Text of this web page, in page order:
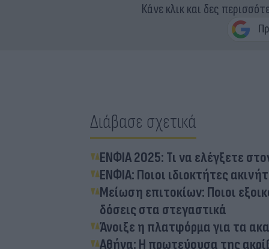
Κάνε κλικ και δες
Διάβασε σχετικά
ΕΝΦΙΑ 2025: Τι να ελέγξετε
ΕΝΦΙΑ: Ποιοι ιδιοκτήτες
Μείωση επιτοκίων: Ποιοι
δόσεις στα στεγαστικά
Άνοιξε η πλατφόρμα για τα
Αθήνα: Η πρωτεύουσα της